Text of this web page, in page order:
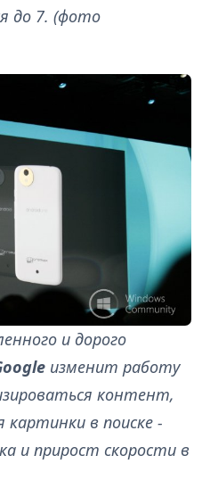
до 7. (фото
и дорого
изменит работу
контент,
картинки в поиске -
и прирост скорости в